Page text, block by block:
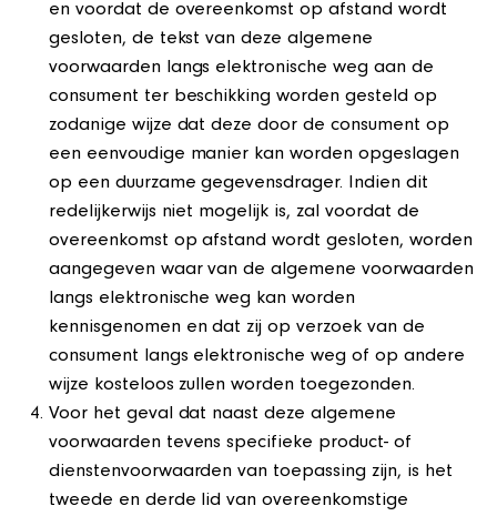
en voordat de overeenkomst op afstand wordt
gesloten, de tekst van deze algemene
voorwaarden langs elektronische weg aan de
consument ter beschikking worden gesteld op
zodanige wijze dat deze door de consument op
een eenvoudige manier kan worden opgeslagen
op een duurzame gegevensdrager. Indien dit
redelijkerwijs niet mogelijk is, zal voordat de
overeenkomst op afstand wordt gesloten, worden
aangegeven waar van de algemene voorwaarden
langs elektronische weg kan worden
kennisgenomen en dat zij op verzoek van de
consument langs elektronische weg of op andere
wijze kosteloos zullen worden toegezonden.
Voor het geval dat naast deze algemene
voorwaarden tevens specifieke product- of
dienstenvoorwaarden van toepassing zijn, is het
tweede en derde lid van overeenkomstige